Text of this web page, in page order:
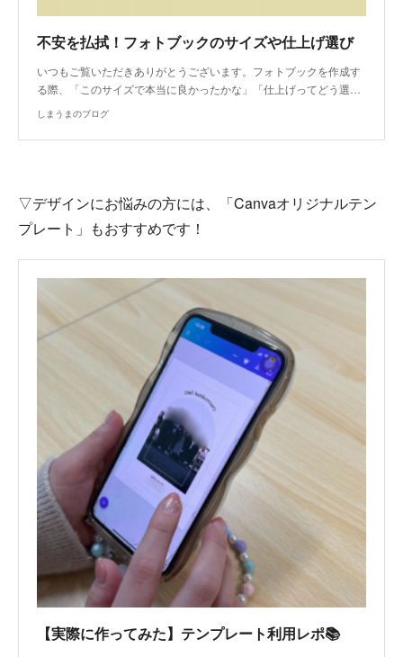
不安を払拭！フォトブックのサイズや仕上げ選び
いつもご覧いただきありがとうございます。フォトブックを作成す
る際、「このサイズで本当に良かったかな」「仕上げってどう選…
しまうまのブログ
▽デザインにお悩みの方には、「Canvaオリジナルテン
プレート」もおすすめです！
【実際に作ってみた】テンプレート利用レポ📚